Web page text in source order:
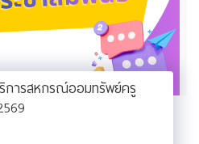
การสหกรณ์ออมทรัพย์ครู